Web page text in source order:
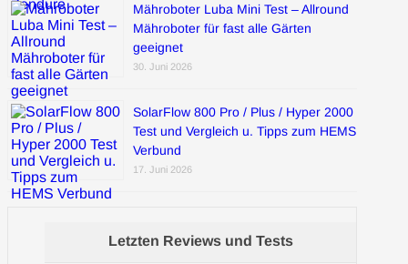
Mähroboter Luba Mini Test – Allround
Mähroboter für fast alle Gärten
geeignet
30. Juni 2026
SolarFlow 800 Pro / Plus / Hyper 2000
Test und Vergleich u. Tipps zum HEMS
Verbund
17. Juni 2026
Letzten Reviews und Tests